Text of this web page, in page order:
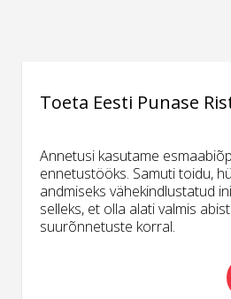
Toeta Eesti Punase
Annetusi kasutame
ennetustööks. Samuti toidu,
andmiseks vähekindlustatud
selleks, et olla alati valmis
suurõnnetuste korral.